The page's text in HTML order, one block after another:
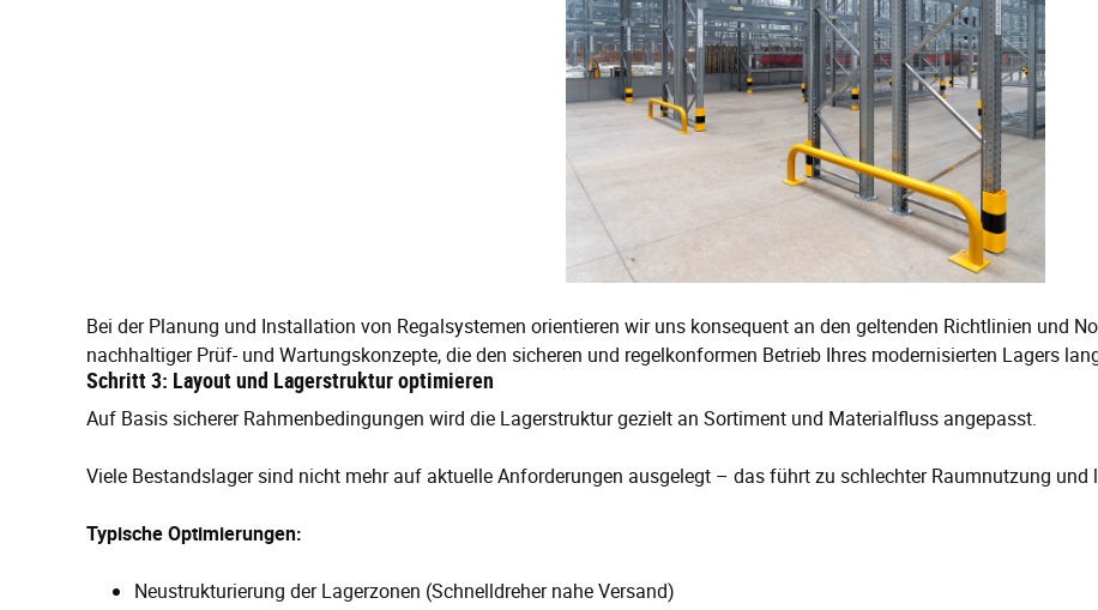
Bei der Planung und Installation von Regalsystemen orientieren wir uns konsequent an den geltenden Richtlinien und
nachhaltiger Prüf- und Wartungskonzepte, die den sicheren und regelkonformen Betrieb Ihres modernisierten Lagers
Schritt 3: Layout und Lagerstruktur optimieren
Auf Basis sicherer Rahmenbedingungen wird die Lagerstruktur gezielt an Sortiment und Materialfluss angepasst.
Viele Bestandslager sind nicht mehr auf aktuelle Anforderungen ausgelegt – das führt zu schlechter Raumnutzung und
Typische Optimierungen:
Neustrukturierung der Lagerzonen (Schnelldreher nahe Versand)